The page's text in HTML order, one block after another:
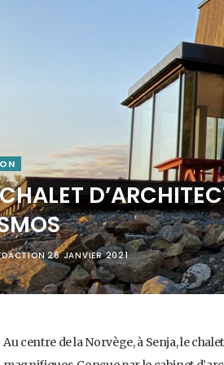
26 JANVIER 2021
Au centre de la Norvège, à Senja, le